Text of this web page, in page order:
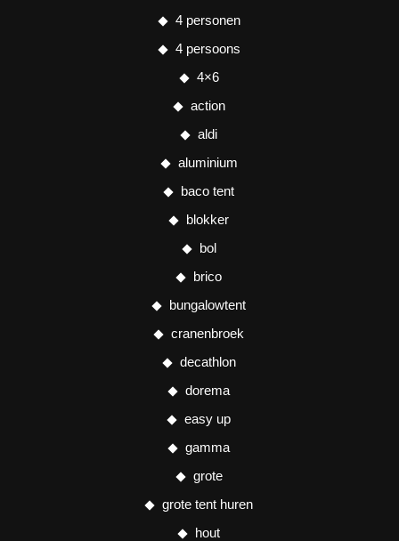
4 personen
4 persoons
4×6
action
aldi
aluminium
baco tent
blokker
bol
brico
bungalowtent
cranenbroek
decathlon
dorema
easy up
gamma
grote
grote tent huren
hout